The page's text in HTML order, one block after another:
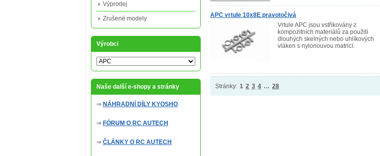
APC vrtule 10x8E pravotočivá
Vrtule APC jsou vstřikovány z
kompozitních materiálů za použití
dlouhých skelných nebo uhlíkových
vláken s nylonouvou matricí.
Stránky: 1 2 3 4 … 28
Výprodej
Zrušené modely
Výrobci
Naše další e-shopy a stránky
⇒ NÁHRADNÍ DÍLY KYOSHO
⇒ FÓRUM O RC AUTECH
⇒ ČLÁNKY O RC AUTECH